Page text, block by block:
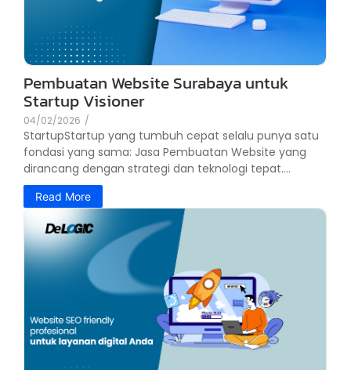
Pembuatan Website Surabaya untuk
Startup Visioner
04/02/2026 /
StartupStartup yang tumbuh cepat selalu punya satu
fondasi yang sama: Jasa Pembuatan Website yang
dirancang dengan strategi dan teknologi tepat....
Read More